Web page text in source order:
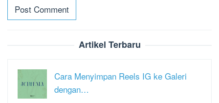
Artikel Terbaru
Cara Menyimpan Reels IG ke Galeri
dengan…